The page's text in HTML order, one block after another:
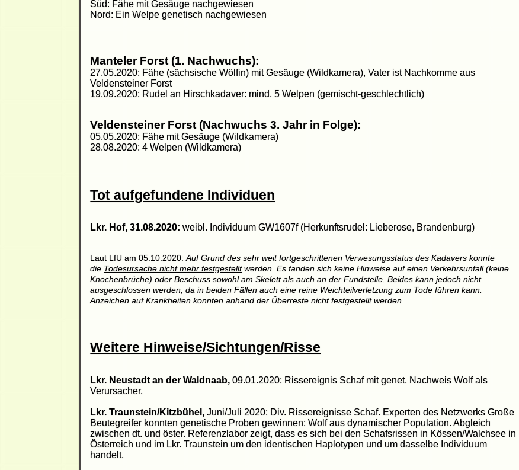
Süd: Fähe mit Gesäuge nachgewiesen
Nord: Ein Welpe genetisch nachgewiesen
Manteler Forst (1. Nachwuchs):
27.05.2020: Fähe (sächsische Wölfin) mit Gesäuge (Wildkamera), Vater ist Nachkomme aus
Veldensteiner Forst
19.09.2020: Rudel an Hirschkadaver: mind. 5 Welpen (gemischt-geschlechtlich)
Veldensteiner Forst (Nachwuchs 3. Jahr in Folge):
05.05.2020: Fähe mit Gesäuge (Wildkamera)
28.08.2020: 4 Welpen (Wildkamera)
Tot aufgefundene Individuen
Lkr. Hof, 31.08.2020: weibl. Individuum GW1607f (Herkunftsrudel: Lieberose, Brandenburg)
Laut LfU am 05.10.2020:Auf Grund des sehr weit fortgeschrittenen Verwesungsstatus des Kadavers konnte
die Todesursache nicht mehr festgestelltwerden. Es fanden sich keine Hinweise auf einen Verkehrsunfall (keine
Knochenbrüche) oder Beschuss sowohl am Skelett als auch an der Fundstelle. Beides kann jedoch nicht
ausgeschlossen werden, da in beiden Fällen auch eine reine Weichteilverletzung zum Tode führen kann.
Anzeichen auf Krankheiten konnten anhand der Überreste nicht festgestellt werden
Weitere Hinweise/Sichtungen/Risse
Lkr. Neustadt an der Waldnaab,09.01.2020: Rissereignis Schaf mit genet. Nachweis Wolf als
Verursacher.
Lkr. Traunstein/Kitzbühel,Juni/Juli 2020: Div. Rissereignisse Schaf. Experten des Netzwerks Große
Beutegreifer konnten genetische Proben gewinnen: Wolf aus dynamischer Population. Abgleich
zwischen dt. und öster. Referenzlabor zeigt, dass es sich bei den Schafsrissen in Kössen/Walchsee in
Österreich und im Lkr. Traunstein um den identischen Haplotypen und um dasselbe Individuum
handelt.